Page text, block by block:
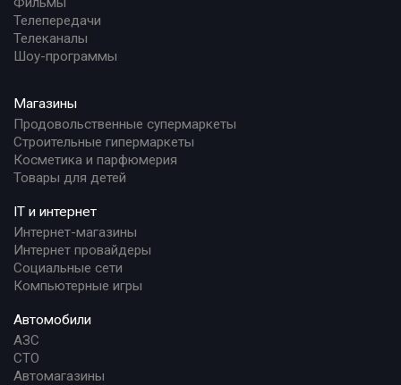
Телепередачи
Телеканалы
Шоу-программы
Магазины
Продовольственные супермаркеты
Строительные гипермаркеты
Косметика и парфюмерия
Товары для детей
IT и интернет
Интернет-магазины
Интернет провайдеры
Социальные сети
Компьютерные игры
Автомобили
АЗС
СТО
Автомагазины